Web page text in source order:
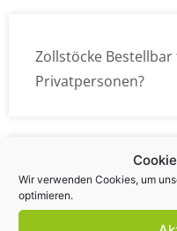
Wir verwenden Cookies, um
optimieren.
Zollstöcke
Privatpersonen?
Wie kann ich die
übermitteln?